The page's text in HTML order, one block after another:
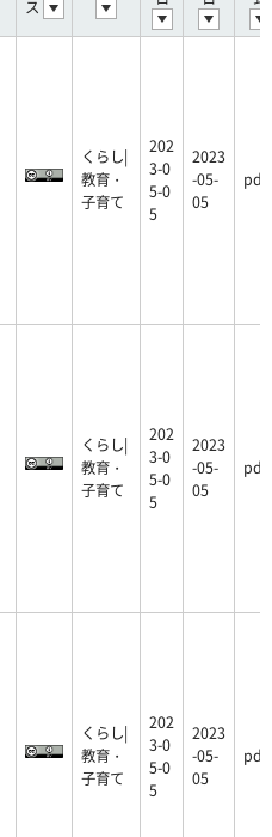
ス
くらし|
教育・
子育て
202
3-0
5-0
5
2023
-05-
05
pdf
くらし|
教育・
子育て
202
3-0
5-0
5
2023
-05-
05
pdf
くらし|
教育・
子育て
202
3-0
5-0
5
2023
-05-
05
pdf